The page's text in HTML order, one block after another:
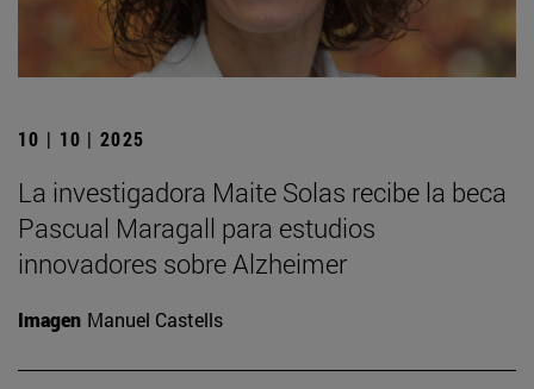
10 | 10 | 2025
La investigadora Maite Solas recibe la beca
Pascual Maragall para estudios
innovadores sobre Alzheimer
Imagen Manuel Castells